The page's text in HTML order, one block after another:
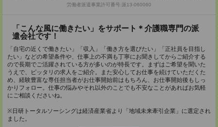
労働者派遣事業許可番号:派13-060060
「こんな風に働きたい」をサポート＊介護職専門の派
遣会社です！
「自宅の近くで働きたい」「収入」「働き方を選びたい」「正社員を目指し
たい」などの希望条件や、仕事上の不満も丁寧にお聞きしてからご紹介する
ので長期でご活躍されている方が多いのが特長です。まずはご希望を聞いた
うえで、ピッタリの求人をご紹介。また安心してお仕事を続けていただくた
め、経験豊富な専任担当者がお仕事開始前はもちろん、お仕事開始後もしっ
かりフォロー。仕事の悩みやそれ以外のことでも不安なことがあればお気軽
にご相談くださいね。
※日研トータルソーシングは経済産業省より「地域未来牽引企業」に選定され
ました。